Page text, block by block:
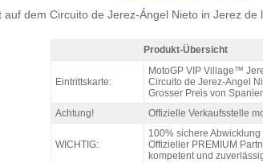
dem Circuito de Jerez-Ángel Nieto in Jerez
MotoGP VIP VILLAGE™ Jerez Sa+So, GP
Produkt-Übersicht
Eintrittskarte:
MotoGP VIP Village™
Circuito de Jerez-Angel
Grosser Preis von
Achtung!
Offizielle Verkaufsstelle
WICHTIG:
100% sichere Abwicklung
Offizieller PREMIUM
kompetent und